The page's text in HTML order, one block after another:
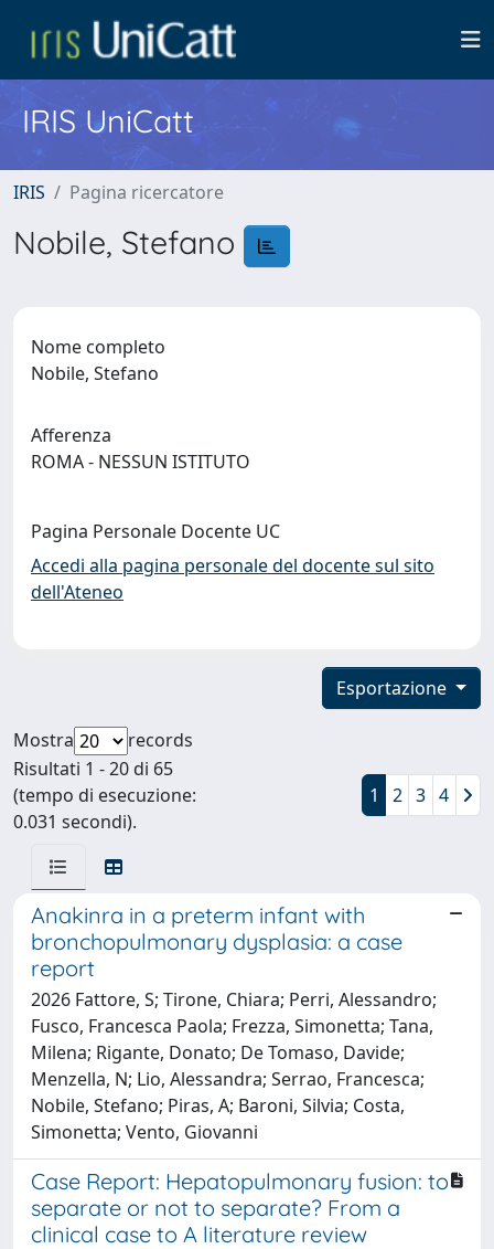
IRIS UniCatt
IRIS Pagina ricercatore
Nobile, Stefano
Nome completo
Nobile, Stefano
Afferenza
ROMA - NESSUN ISTITUTO
Pagina Personale Docente UC
Accedi alla pagina personale del docente sul sito
dell'Ateneo
Esportazione
Mostra
records
Risultati 1 - 20 di 65
(tempo di esecuzione:
0.031 secondi).
1 2 3 4
Anakinra in a preterm infant with
bronchopulmonary dysplasia: a case
report
2026 Fattore, S; Tirone, Chiara; Perri, Alessandro;
Fusco, Francesca Paola; Frezza, Simonetta; Tana,
Milena; Rigante, Donato; De Tomaso, Davide;
Menzella, N; Lio, Alessandra; Serrao, Francesca;
Nobile, Stefano; Piras, A; Baroni, Silvia; Costa,
Simonetta; Vento, Giovanni
Case Report: Hepatopulmonary fusion: to
separate or not to separate? From a
clinical case to A literature review